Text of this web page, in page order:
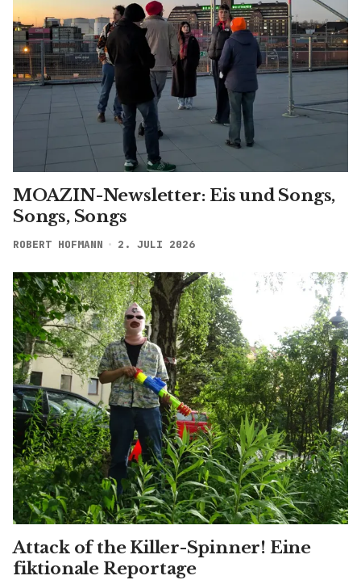
MOAZIN-Newsletter: Eis und Songs,
Songs, Songs
ROBERT HOFMANN 2. JULI 2026
Attack of the Killer-Spinner! Eine
fiktionale Reportage